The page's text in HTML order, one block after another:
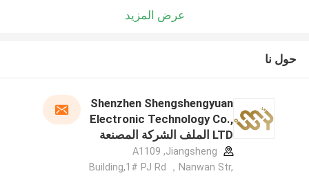
عرض المزيد
حول نا
Shenzhen Shengshengyuan
Electronic Technology Co.,
LTD الملف الشركة المصنعة
A1109 ,Jiangsheng
Building,1# PJ Rd ，Nanwan Str,